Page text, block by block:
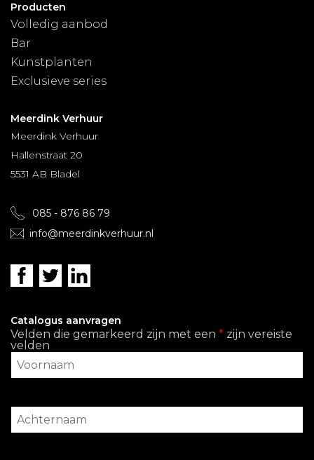
Producten
Volledig aanbod
Bar
Kunstplanten
Exclusieve series
Meerdink Verhuur
Meerdink Verhuur
Hallenstraat 20
5531 AB Bladel
085 - 876 86 79
info@meerdinkverhuur.nl
Catalogus aanvragen
Velden die gemarkeerd zijn met een * zijn vereiste
velden